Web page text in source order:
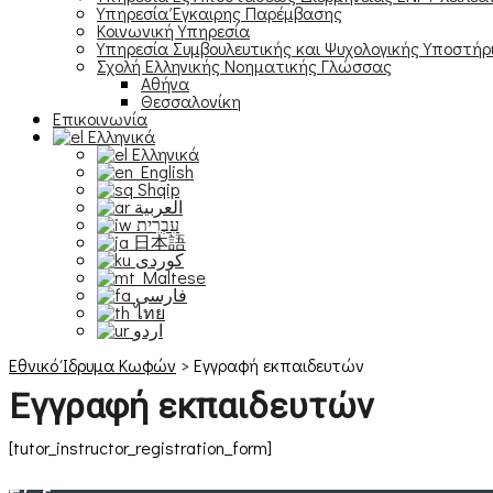
Υπηρεσία Έγκαιρης Παρέμβασης
Κοινωνική Υπηρεσία
Υπηρεσία Συμβουλευτικής και Ψυχολογικής
Σχολή Ελληνικής Νοηματικής Γλώσσας
Αθήνα
Θεσσαλονίκη
Επικοινωνία
Ελληνικά
Ελληνικά
English
Shqip
العربية
עִבְרִית
日本語
Maltese
فارسی
ไทย
اردو
Εθνικό Ίδρυμα Κωφών >Εγγραφή εκπαιδευτών
Εγγραφή εκπαιδευτών
[tutor_instructor_registration_form]